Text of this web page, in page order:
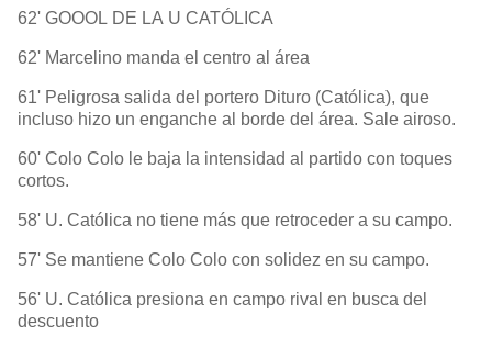
62' GOOOL DE LA U CATÓLICA
62' Marcelino manda el centro al área
61' Peligrosa salida del portero Dituro (Católica), que
incluso hizo un enganche al borde del área. Sale airoso.
60' Colo Colo le baja la intensidad al partido con toques
cortos.
58' U. Católica no tiene más que retroceder a su campo.
57' Se mantiene Colo Colo con solidez en su campo.
56' U. Católica presiona en campo rival en busca del
descuento